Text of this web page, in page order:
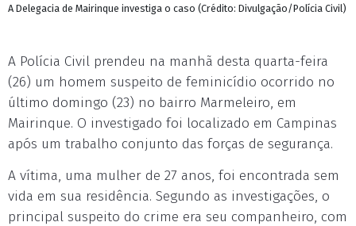
A Delegacia de Mairinque investiga o caso (Crédito: Divulgação/Polícia Civil)
A Polícia Civil prendeu na manhã desta quarta-feira
(26) um homem suspeito de feminicídio ocorrido no
último domingo (23) no bairro Marmeleiro, em
Mairinque. O investigado foi localizado em Campinas
após um trabalho conjunto das forças de segurança.
A vítima, uma mulher de 27 anos, foi encontrada sem
vida em sua residência. Segundo as investigações, o
principal suspeito do crime era seu companheiro, com